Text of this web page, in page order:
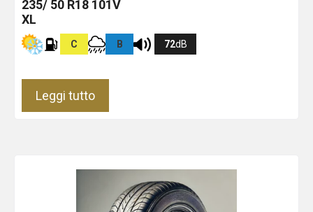
235/ 50 R18 101V
XL
C B 72dB
Leggi tutto